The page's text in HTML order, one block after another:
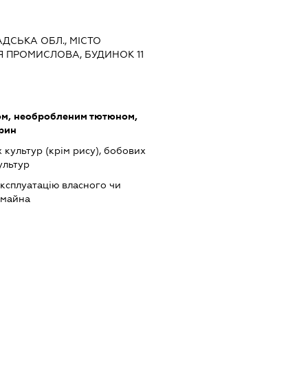
ОБЛ., МІСТО
БУДИНОК 11
необробленим тютюном,
(крім рису), бобових
власного чи